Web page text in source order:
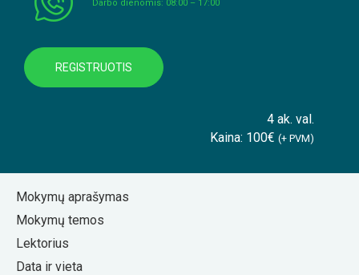
Darbo dienomis: 08:00 – 17:00
REGISTRUOTIS
4 ak. val.
Kaina: 100€ (+ PVM)
Mokymų aprašymas
Mokymų temos
Lektorius
Data ir vieta